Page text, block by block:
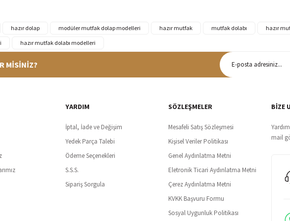
hazır dolap modüler mutfak dolap modelleri hazır mutfak mutfak dolabı
hazır
hazır mutfak dolabı modelleri
SSl sertifikası ve 3D ödeme ile bilgileriniz güvende
Tüm ürünlerde ücretsiz teslimat
MİSİNİZ?
YARDIM
İptal, İade ve Değişim
Yedek Parça Talebi
Ödeme Seçenekleri
S.S.S.
Sipariş Sorgula
SÖZLEŞMELER
Mesafeli Satış Sözleşmesi
Kişisel Veriler Politikası
Genel Aydınlatma Metni
Eletronik Ticari Aydınlatma Metni
Çerez Aydınlatma Metni
KVKK Başvuru Formu
Sosyal Uygunluk Politikası
BİZE
mail